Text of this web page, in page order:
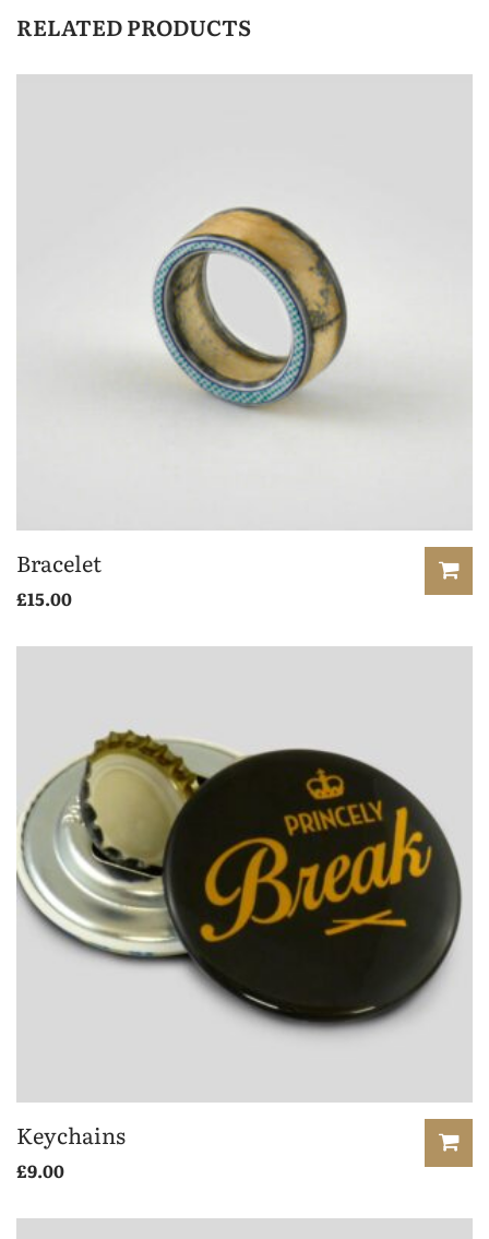
RELATED PRODUCTS
Bracelet
£15.00
Keychains
£9.00